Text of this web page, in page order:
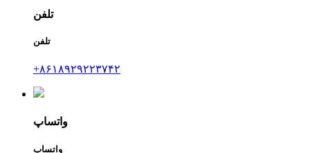
تلفن
تلفن
‎+۸۶۱۸۹۲۹۲۲۳۷۴۲‎
واتساپ
واتساپ